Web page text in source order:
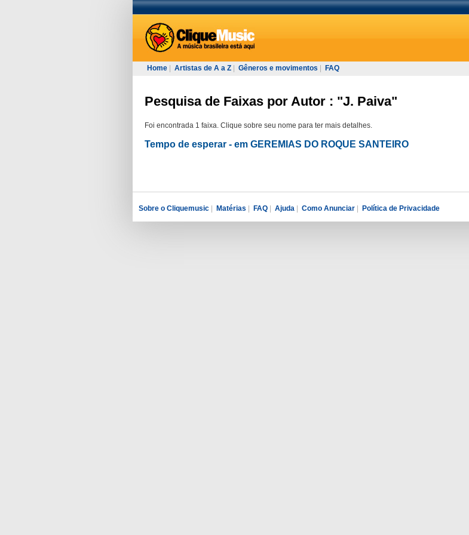
Home Artistas de A a Z Gêneros e movimentos FAQ
Pesquisa de Faixas por Autor : "J. Paiva"
Foi encontrada 1 faixa. Clique sobre seu nome para ter mais detalhes.
Tempo de esperar - em GEREMIAS DO ROQUE SANTEIRO
Sobre o Cliquemusic | Matérias | FAQ | Ajuda | Como Anunciar | Política de Privacidade